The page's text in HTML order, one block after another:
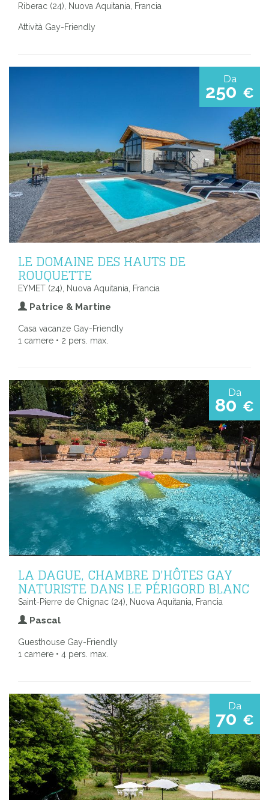
Riberac (24), Nuova Aquitania, Francia
Attività Gay-Friendly
Da
250 €
LE DOMAINE DES HAUTS DE
ROUQUETTE
EYMET (24), Nuova Aquitania, Francia
Patrice & Martine
Casa vacanze Gay-Friendly
1 camere • 2 pers. max.
Da
80 €
LA DAGUE, CHAMBRE D'HÔTES GAY
NATURISTE DANS LE PÉRIGORD BLANC
Saint-Pierre de Chignac (24), Nuova Aquitania, Francia
Pascal
Guesthouse Gay-Friendly
1 camere • 4 pers. max.
Da
70 €